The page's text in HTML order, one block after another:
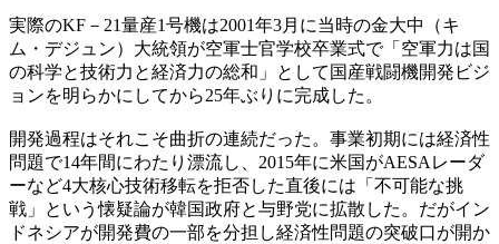
実際のKF－21量産1号機は2001年3月に当時の金大中（キ
ム・デジュン）大統領が空軍士官学校卒業式で「空軍力は国
の科学と技術力と経済力の総和」として国産戦闘機開発ビジ
ョンを明らかにしてから25年ぶりに完成した。
開発過程はそれこそ曲折の連続だった。事業初期には経済性
問題で14年間にわたり漂流し、2015年に米国がAESAレーダ
ーなど4大核心技術移転を拒否した直後には「不可能な挑
戦」という懐疑論が韓国政府と与野党に拡散した。だがイン
ドネシアが開発費の一部を分担し経済性問題の突破口が開か